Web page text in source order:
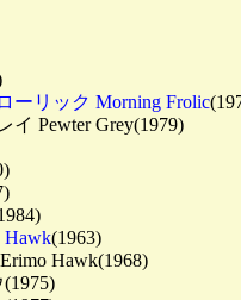
ーリック Morning Frolic
Grey(1979)
Hawk(1963)
Hawk(1968)